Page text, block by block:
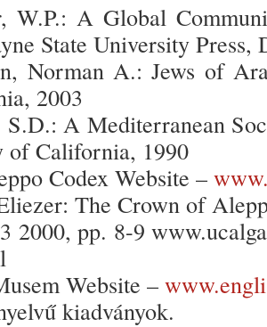
W.P.: A Global
State University Press,
Norman A.: Jews of
2003
S.D.: A Mediterranean
of California, 1990
Codex Website –
The Crown of
2000, pp. 8-9
Website –
kiadványok.